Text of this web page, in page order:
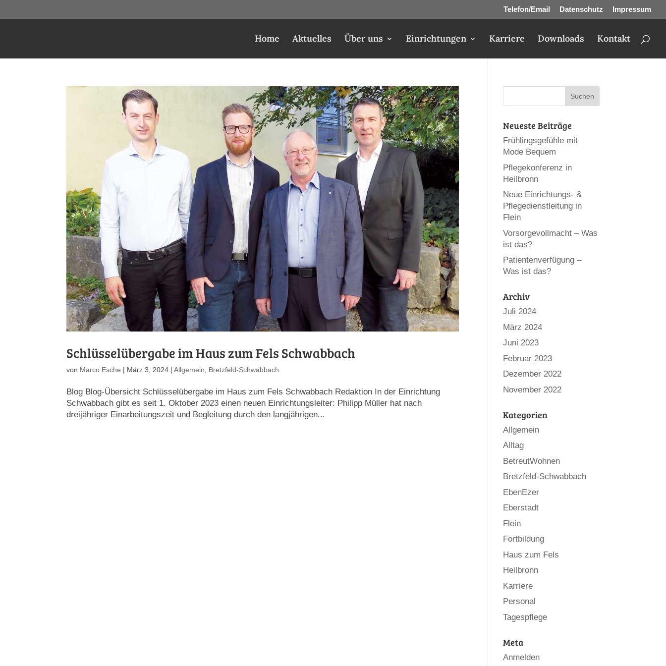
Telefon/Email Datenschutz Impressum
Home Aktuelles Über uns Einrichtungen Karriere Downloads Kontakt
Schlüsselübergabe im Haus zum Fels Schwabbach
von Marco Esche | März 3, 2024 |Allgemein Bretzfeld-Schwabbach
Blog Blog-Übersicht Schlüsselübergabe im Haus zum Fels Schwabbach Redaktion In der Einrichtung
Schwabbach gibt es seit 1. Oktober 2023 einen neuen Einrichtungsleiter: Philipp Müller hat nach
dreijähriger Einarbeitungszeit und Begleitung durch den langjährigen...
Neueste Beiträge
Frühlingsgefühle mit
Mode Bequem
Pflegekonferenz in
Heilbronn
Neue Einrichtungs- &
Pflegedienstleitung in
Flein
Vorsorgevollmacht – Was
ist das?
Patientenverfügung –
Was ist das?
Archiv
Juli 2024
März 2024
Juni 2023
Februar 2023
Dezember 2022
November 2022
Kategorien
Allgemein
Alltag
BetreutWohnen
Bretzfeld-Schwabbach
EbenEzer
Eberstadt
Flein
Fortbildung
Haus zum Fels
Heilbronn
Karriere
Personal
Tagespflege
Meta
Anmelden